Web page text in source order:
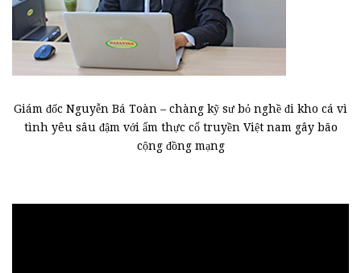
Giám đốc Nguyễn Bá Toàn – chàng kỹ sư bỏ nghề đi kho cá vì
tình yêu sâu đậm với ẩm thực cổ truyền Việt nam gây bão
cộng đồng mạng